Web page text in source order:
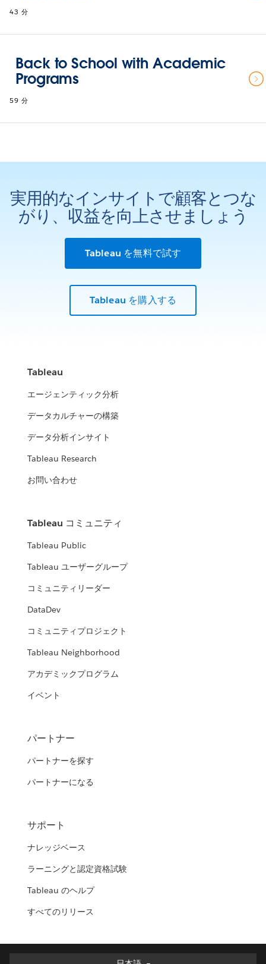
43 分
Back to School with Academic
Programs
59 分
実用的なインサイトで顧客とつな
がり、収益を向上させましょう
Tableau を無料で試す
Tableau を購入する
Tableau
エージェンティック分析
データカルチャーの構築
データ分析インサイト
Tableau Research
お問い合わせ
Tableau コミュニティ
Tableau Public
Tableau ユーザーグループ
コミュニティリーダー
DataDev
コミュニティプロジェクト
Tableau Neighborhood
アカデミックプログラム
イベント
パートナー
パートナーを探す
パートナーになる
サポート
ナレッジベース
ラーニングと認定資格試験
Tableau のヘルプ
すべてのリリース